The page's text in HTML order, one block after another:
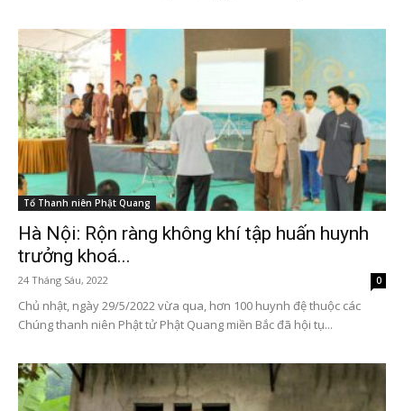
Tổ Thanh niên Phật Quang
Hà Nội: Rộn ràng không khí tập huấn huynh
trưởng khoá...
24 Tháng Sáu, 2022 0
Chủ nhật, ngày 29/5/2022 vừa qua, hơn 100 huynh đệ thuộc các
Chúng thanh niên Phật tử Phật Quang miền Bắc đã hội tụ...